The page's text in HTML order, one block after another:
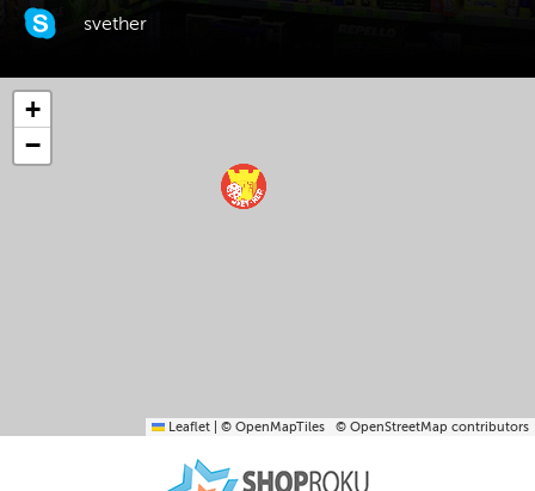
svether
+
−
Leaflet © OpenMapTiles © OpenStreetMap contributors